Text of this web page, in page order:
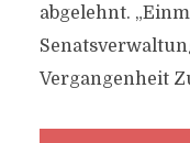
abgelehnt.
Vergangenheit